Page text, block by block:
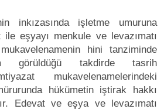
inkızasında işletme umuruna
eşyayı menkule ve levazımatı
hini tanziminde
görüldüğü takdirde tasrih
mukavelenamelerindeki
hükümetin iştirak hakkı
Edevat ve eşya ve levazımatı